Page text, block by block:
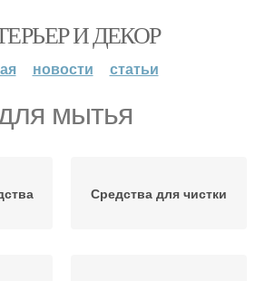
И ДЕКОР
новости статьи
мытья
Средства для чистки